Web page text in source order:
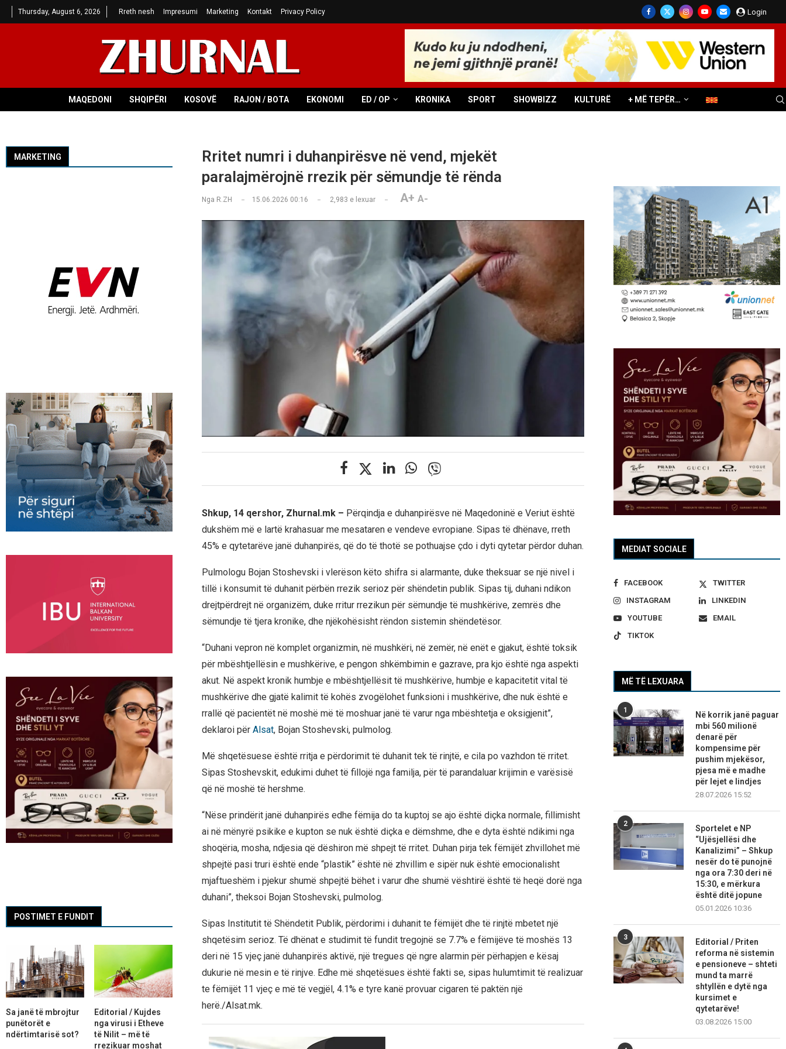
Thursday, August 6, 2026 Rreth nesh Impresumi Marketing Kontakt Privacy Policy Login
MAQEDONI SHQIPËRI KOSOVË RAJON / BOTA EKONOMI ED / OP KRONIKA SPORT SHOWBIZZ KULTURË + MË TEPËR…
Rritet numri i duhanpirësve në vend, mjekët
paralajmërojnë rrezik për sëmundje të rënda
Nga R.ZH 15.06.2026 00:16 2,983 e lexuar A+ A-
Shkup, 14 qershor, Zhurnal.mk – Përqindja e duhanpirësve në Maqedoninë e Veriut është
dukshëm më e lartë krahasuar me mesataren e vendeve evropiane. Sipas të dhënave, rreth
45% e qytetarëve janë duhanpirës, që do të thotë se pothuajse çdo i dyti qytetar përdor duhan.
Pulmologu Bojan Stoshevski i vlerëson këto shifra si alarmante, duke theksuar se një nivel i
tillë i konsumit të duhanit përbën rrezik serioz për shëndetin publik. Sipas tij, duhani ndikon
drejtpërdrejt në organizëm, duke rritur rrezikun për sëmundje të mushkërive, zemrës dhe
sëmundje të tjera kronike, dhe njëkohësisht rëndon sistemin shëndetësor.
“Duhani vepron në komplet organizmin, në mushkëri, në zemër, në enët e gjakut, është toksik
për mbështjellësin e mushkërive, e pengon shkëmbimin e gazrave, pra kjo është nga aspekti
akut. Në aspekt kronik humbje e mbështjellësit të mushkërive, humbje e kapacitetit vital të
mushkërive dhe gjatë kalimit të kohës zvogëlohet funksioni i mushkërive, dhe nuk është e
rrallë që pacientët në moshë më të moshuar janë të varur nga mbështetja e oksigjenit”,
deklaroi për Alsat, Bojan Stoshevski, pulmolog.
Më shqetësuese është rritja e përdorimit të duhanit tek të rinjtë, e cila po vazhdon të rritet.
Sipas Stoshevskit, edukimi duhet të fillojë nga familja, për të parandaluar krijimin e varësisë
që në moshë të hershme.
“Nëse prindërit janë duhanpirës edhe fëmija do ta kuptoj se ajo është diçka normale, fillimisht
ai në mënyrë psikike e kupton se nuk është diçka e dëmshme, dhe e dyta është ndikimi nga
shoqëria, mosha, ndjesia që dëshiron më shpejt të rritet. Duhan pirja tek fëmijët zhvillohet më
shpejtë pasi truri është ende “plastik” është në zhvillim e sipër nuk është emocionalisht
mjaftueshëm i pjekur shumë shpejtë bëhet i varur dhe shumë vështirë është të heqë dorë nga
duhani”, theksoi Bojan Stoshevski, pulmolog.
Sipas Institutit të Shëndetit Publik, përdorimi i duhanit te fëmijët dhe të rinjtë mbetet një
shqetësim serioz. Të dhënat e studimit të fundit tregojnë se 7.7% e fëmijëve të moshës 13
deri në 15 vjeç janë duhanpirës aktivë, një tregues që ngre alarmin për përhapjen e kësaj
dukurie në mesin e të rinjve. Edhe më shqetësues është fakti se, sipas hulumtimit të realizuar
te fëmijët 11 vjeç e më të vegjël, 4.1% e tyre kanë provuar cigaren të paktën një
herë./Alsat.mk.
MEDIAT SOCIALE
FACEBOOK
TWITTER
INSTAGRAM
LINKEDIN
YOUTUBE
EMAIL
TIKTOK
MË TË LEXUARA
1
Në korrik janë paguar
mbi 560 milionë
denarë për
kompensime për
pushim mjekësor,
pjesa më e madhe
për lejet e lindjes
28.07.2026 15:52
2
Sportelet e NP
“Ujësjellësi dhe
Kanalizimi” – Shkup
nesër do të punojnë
nga ora 7:30 deri në
15:30, e mërkura
është ditë jopune
05.01.2026 10:36
3
Editorial / Priten
reforma në sistemin
e pensioneve – shteti
mund ta marrë
shtyllën e dytë nga
kursimet e
qytetarëve!
03.08.2026 15:00
MARKETING
POSTIMET E FUNDIT
Sa janë të mbrojtur
punëtorët e
ndërtimtarisë sot?
Editorial / Kujdes
nga virusi i Etheve
të Nilit – më të
rrezikuar moshat